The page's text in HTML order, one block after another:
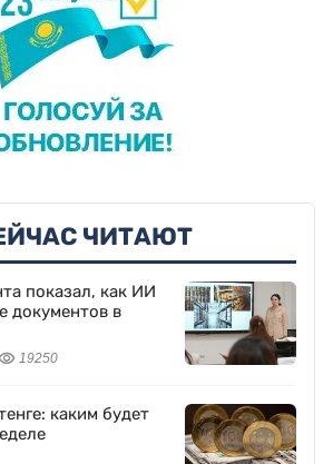
ЧИТАЮТ
показал, как ИИ
документов в
19250
каким будет